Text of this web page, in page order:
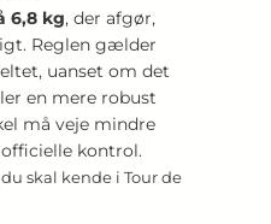
6,8 kg, der afgør,
Reglen gælder
uanset om det
en mere robust
må veje mindre
kontrol.
du skal kende i Tour de